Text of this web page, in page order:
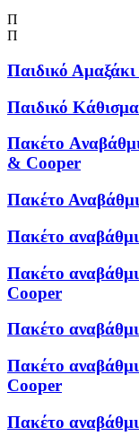
Π
Π
Παιδικό
Παιδικό
Πακέτο
& Cooper
Πακέτο
Πακέτο
Πακέτο
Cooper
Πακέτο
Πακέτο
Cooper
Πακέτο